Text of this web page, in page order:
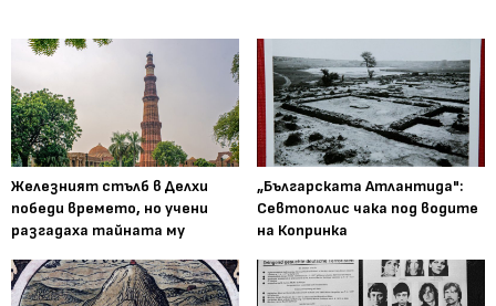
Железният стълб в Делхи
победи времето, но учени
разгадаха тайната му
„Българската Атлантида":
Севтополис чака под водите
на Копринка